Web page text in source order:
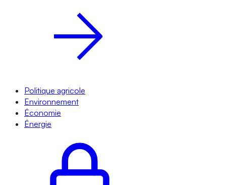
Politique agricole
Environnement
Économie
Énergie